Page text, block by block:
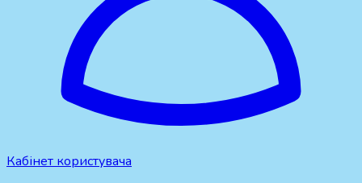
Кабінет користувача